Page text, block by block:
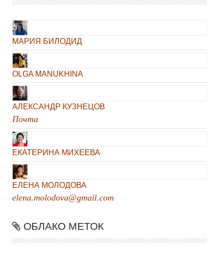
МАРИЯ БИЛОДИД
OLGA MANUKHINA
АЛЕКСАНДР КУЗНЕЦОВ
Почта
ЕКАТЕРИНА МИХЕЕВА
ЕЛЕНА МОЛОДОВА
elena.molodova@gmail.com
ОБЛАКО МЕТОК